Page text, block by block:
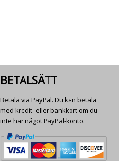
BETALSÄTT
Betala via PayPal. Du kan betala
med kredit- eller bankkort om du
inte har något PayPal-konto.